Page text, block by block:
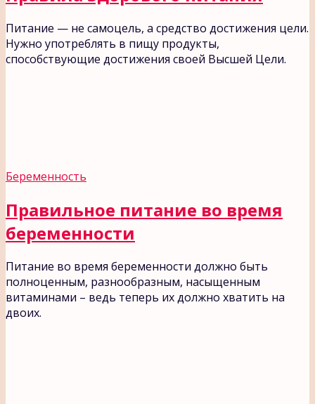
Питание — не самоцель, а средство достижения цели.
Нужно употреблять в пищу продукты,
способствующие достижения своей Высшей Цели.
Беременность
Правильное питание во время
беременности
Питание во время беременности должно быть
полноценным, разнообразным, насыщенным
витаминами – ведь теперь их должно хватить на
двоих.